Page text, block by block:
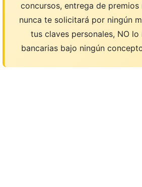
concursos, entrega de
nunca te solicitará por ningún
tus claves personales, NO
bancarias bajo ningún